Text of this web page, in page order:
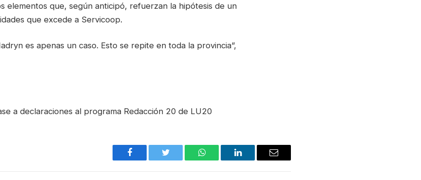
elementos que, según anticipó, refuerzan la hipótesis de un
que excede a Servicoop.
es apenas un caso. Esto se repite en toda la provincia”,
a declaraciones al programa Redacción 20 de LU20
Facebook Twitter WhatsAppLinkedIn Email